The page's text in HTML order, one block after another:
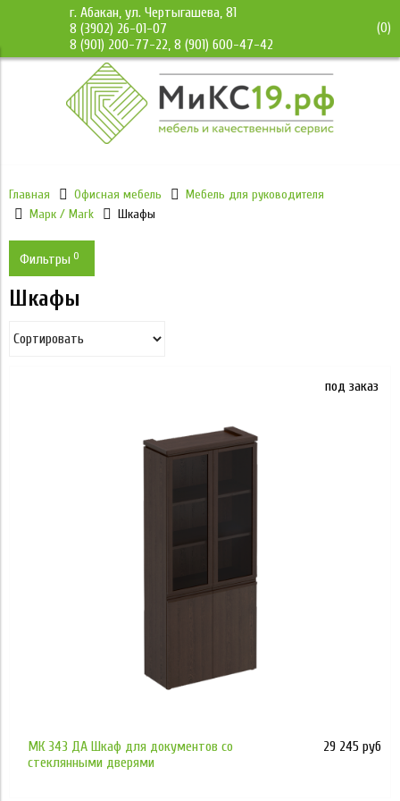
г. Абакан, ул. Чертыгашева, 81
8 (3902) 26-01-07
8 (901) 200-77-22, 8 (901) 600-47-42
(0)
Главная Офисная мебель
Мебель для руководителя
Марк / Mark
Шкафы
Фильтры 0
Цена
Шкафы
под заказ
МК 343 ДА Шкаф для документов со
стеклянными дверями
29 245 руб